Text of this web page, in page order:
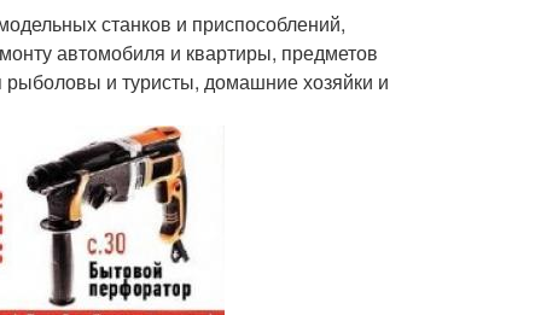
станков и приспособлений,
автомобиля и квартиры, предметов
и туристы, домашние хозяйки и